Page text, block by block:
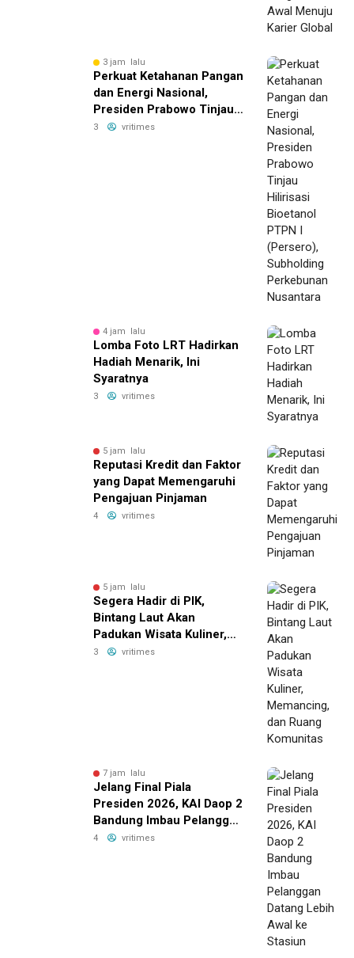
3 jam lalu
Perkuat Ketahanan Pangan
dan Energi Nasional,
Presiden Prabowo Tinjau
Hilirisasi Bioetanol PTPN I
3 vritimes
4 jam lalu
Lomba Foto LRT Hadirkan
Hadiah Menarik, Ini
Syaratnya
3 vritimes
5 jam lalu
Reputasi Kredit dan Faktor
yang Dapat Memengaruhi
Pengajuan Pinjaman
4 vritimes
5 jam lalu
Segera Hadir di PIK,
Bintang Laut Akan
Padukan Wisata Kuliner,
Memancing, dan Ruang
3 vritimes
7 jam lalu
Jelang Final Piala
Presiden 2026, KAI Daop 2
Bandung Imbau Pelanggan
Datang Lebih Awal ke
4 vritimes